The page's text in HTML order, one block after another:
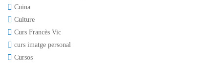
Cuina
Culture
Curs Francès Vic
curs imatge personal
Cursos